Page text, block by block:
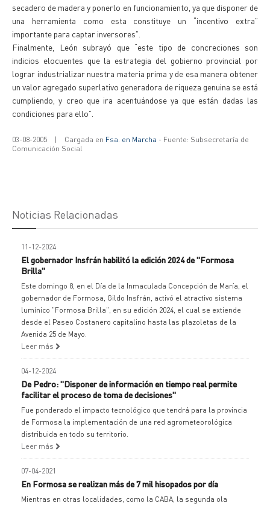
secadero de madera y ponerlo en funcionamiento, ya que disponer de
una herramienta como esta constituye un “incentivo extra”
importante para captar inversores”.
Finalmente, León subrayó que “este tipo de concreciones son
indicios elocuentes que la estrategia del gobierno provincial por
lograr industrializar nuestra materia prima y de esa manera obtener
un valor agregado superlativo generadora de riqueza genuina se está
cumpliendo, y creo que ira acentuándose ya que están dadas las
condiciones para ello”.
03-08-2005 | Cargada en Fsa. en Marcha - Fuente: Subsecretaría de
Comunicación Social
Noticias Relacionadas
11-12-2024
El gobernador Insfrán habilitó la edición 2024 de "Formosa
Brilla"
Este domingo 8, en el Día de la Inmaculada Concepción de María, el
gobernador de Formosa, Gildo Insfrán, activó el atractivo sistema
lumínico "Formosa Brilla", en su edición 2024, el cual se extiende
desde el Paseo Costanero capitalino hasta las plazoletas de la
Avenida 25 de Mayo.
Leer más
04-12-2024
De Pedro: "Disponer de información en tiempo real permite
facilitar el proceso de toma de decisiones"
Fue ponderado el impacto tecnológico que tendrá para la provincia
de Formosa la implementación de una red agrometeorológica
distribuida en todo su territorio.
Leer más
07-04-2021
En Formosa se realizan más de 7 mil hisopados por día
Mientras en otras localidades, como la CABA, la segunda ola